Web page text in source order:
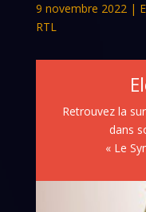
9 novembre 2022 |
RTL
Retrouvez la
dans
« Le